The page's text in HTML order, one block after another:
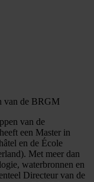
van de BRGM
van de
een Master in
en de École
Met meer dan
waterbronnen en
Directeur van de